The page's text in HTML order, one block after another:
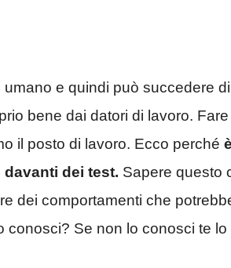
umano e quindi può succedere
bene dai datori di lavoro.
il posto di lavoro. Ecco perché
davanti dei test. Sapere questo
dei comportamenti che
conosci? Se non lo conosci te